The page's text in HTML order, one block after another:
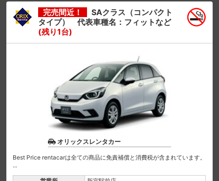
完売間近！
SAクラス（コンパクト
タイプ） 代表車種名：フィットなど
(残り1台)
オリックスレンタカー
Best Price rentacarは全ての商品に免責補償と消費税が含まれています。
...